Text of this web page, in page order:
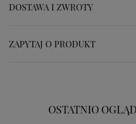
DOSTAWA I ZWROTY
ZAPYTAJ O PRODUKT
OSTATNIO